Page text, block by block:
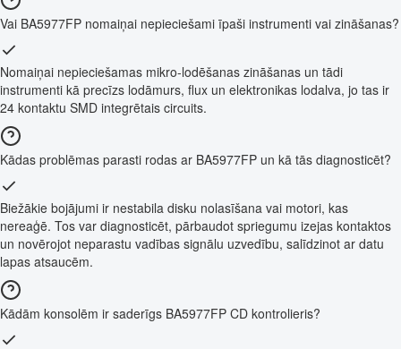
Vai BA5977FP nomaiņai nepieciešami īpaši instrumenti vai zināšanas?
Nomaiņai nepieciešamas mikro-lodēšanas zināšanas un tādi
instrumenti kā precīzs lodāmurs, flux un elektronikas lodalva, jo tas ir
24 kontaktu SMD integrētais circuits.
Kādas problēmas parasti rodas ar BA5977FP un kā tās diagnosticēt?
Biežākie bojājumi ir nestabila disku nolasīšana vai motori, kas
nereaģē. Tos var diagnosticēt, pārbaudot spriegumu izejas kontaktos
un novērojot neparastu vadības signālu uzvedību, salīdzinot ar datu
lapas atsaucēm.
Kādām konsolēm ir saderīgs BA5977FP CD kontrolieris?